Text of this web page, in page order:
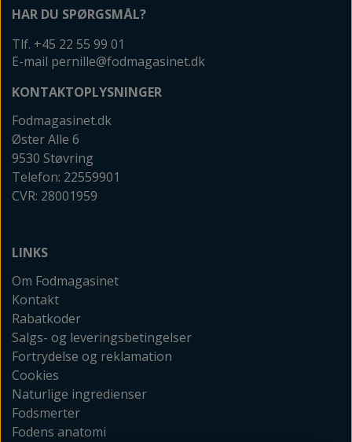
HAR DU SPØRGSMÅL?
Tlf. +45 22 55 99 01
E-mail pernille@fodmagasinet.dk
KONTAKTOPLYSNINGER
Fodmagasinet.dk
Øster Alle 6
9530 Støvring
Telefon: 22559901
CVR: 28001959
LINKS
Om Fodmagasinet
Kontakt
Rabatkoder
Salgs- og leveringsbetingelser
Fortrydelse og reklamation
Cookies
Naturlige ingredienser
Fodsmerter
Fodens anatomi